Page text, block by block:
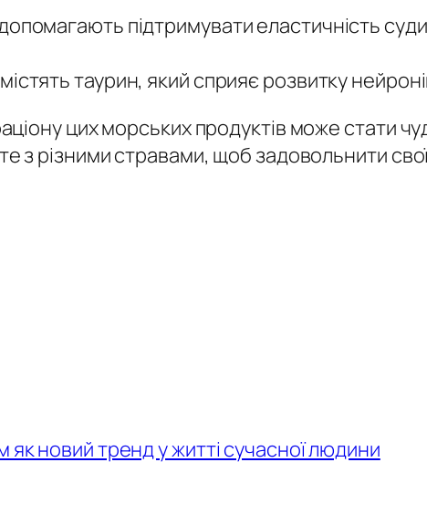
підтримувати еластичність
таурин, який сприяє розвитку
цих морських продуктів може стати
з різними стравами, щоб задовольнити
як новий тренд у житті сучасної людини